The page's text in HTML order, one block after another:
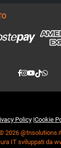
Policy |Cookie
2026
IT sviluppati da